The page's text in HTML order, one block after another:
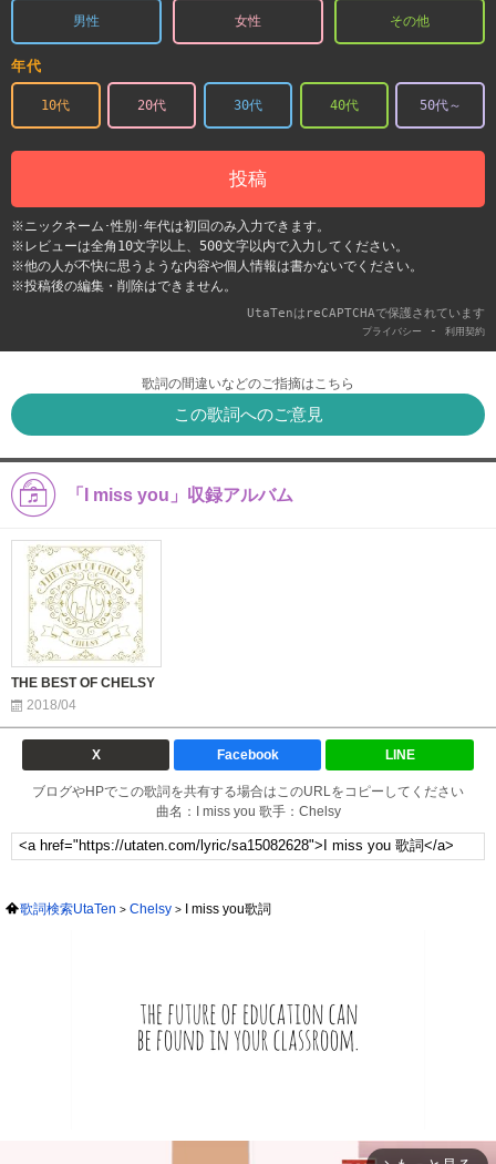
男性 女性 その他
年代
10代 20代 30代 40代 50代～
投稿
※ニックネーム･性別･年代は初回のみ入力できます。
※レビューは全角10文字以上、500文字以内で入力してください。
※他の人が不快に思うような内容や個人情報は書かないでください。
※投稿後の編集・削除はできません。
UtaTenはreCAPTCHAで保護されています
プライバシー - 利用契約
歌詞の間違いなどのご指摘はこちら
この歌詞へのご意見
「I miss you」収録アルバム
THE BEST OF CHELSY
2018/04
X Facebook LINE
ブログやHPでこの歌詞を共有する場合はこのURLをコピーしてください
曲名：I miss you 歌手：Chelsy
歌詞検索UtaTen Chelsy I miss you歌詞